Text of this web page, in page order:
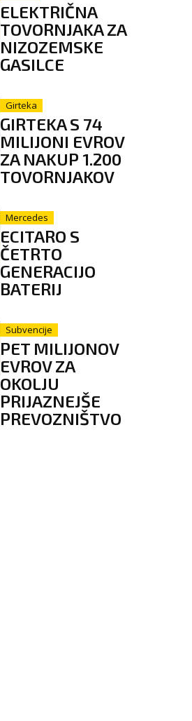
ELEKTRIČNA
TOVORNJAKA ZA
NIZOZEMSKE
GASILCE
Girteka
GIRTEKA S 74
MILIJONI EVROV
ZA NAKUP 1.200
TOVORNJAKOV
Mercedes
ECITARO S
ČETRTO
GENERACIJO
BATERIJ
Subvencije
PET MILIJONOV
EVROV ZA
OKOLJU
PRIJAZNEJŠE
PREVOZNIŠTVO